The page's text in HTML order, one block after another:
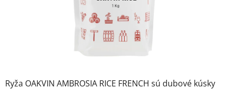
Ryža OAKVIN AMBROSIA RICE FRENCH sú dubové kúsky